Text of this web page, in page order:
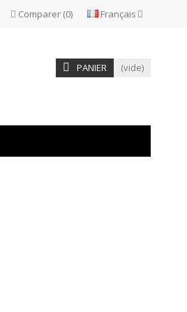
Français
Comparer (0)
PANIER (vide)